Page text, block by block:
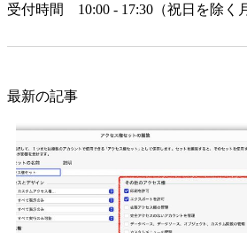
受付時間 10:00 - 17:30（祝日を除く
最新の記事